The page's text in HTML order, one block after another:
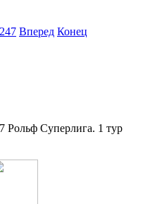
247 Вперед Конец
Рольф Суперлига. 1 тур